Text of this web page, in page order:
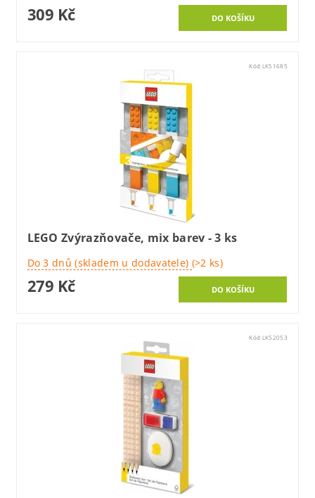
309 Kč
Kód:LK51685
LEGO Zvýrazňovače, mix barev - 3 ks
Do 3 dnů (skladem u dodavatele) (>2 ks)
279 Kč
Kód: LK52053